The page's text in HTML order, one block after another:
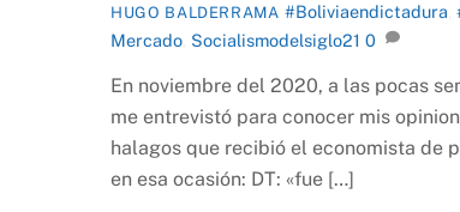
HUGO BALDERRAMA #Boliviaendictadura
Mercado Socialismodelsiglo21 0
En noviembre del 2020, a las pocas
me entrevistó para conocer mis
halagos que recibió el economista de
en esa ocasión: DT: «fue […]